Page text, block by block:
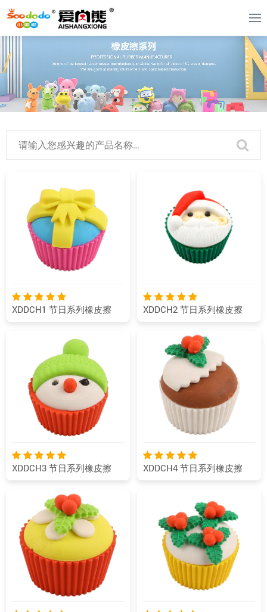
XDDCH1 节日系列橡皮擦 XDDCH2 节日系列橡皮擦
XDDCH3 节日系列橡皮擦 XDDCH4 节日系列橡皮擦